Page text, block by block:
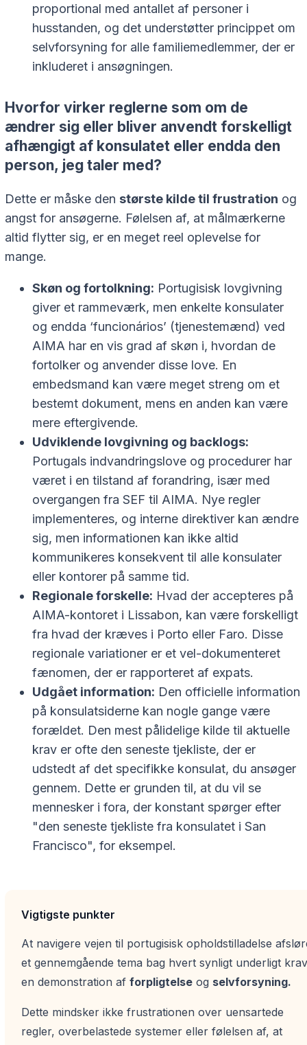
proportional med antallet af personer i
husstanden, og det understøtter princippet om
selvforsyning for alle familiemedlemmer, der er
inkluderet i ansøgningen.
Hvorfor virker reglerne som om de
ændrer sig eller bliver anvendt forskelligt
afhængigt af konsulatet eller endda den
person, jeg taler med?
Dette er måske den største kilde til frustration og
angst for ansøgerne. Følelsen af, at målmærkerne
altid flytter sig, er en meget reel oplevelse for
mange.
Skøn og fortolkning: Portugisisk lovgivning
giver et rammeværk, men enkelte konsulater
og endda ‘funcionários’ (tjenestemænd) ved
AIMA har en vis grad af skøn i, hvordan de
fortolker og anvender disse love. En
embedsmand kan være meget streng om et
bestemt dokument, mens en anden kan være
mere eftergivende.
Udviklende lovgivning og backlogs:
Portugals indvandringslove og procedurer har
været i en tilstand af forandring, især med
overgangen fra SEF til AIMA. Nye regler
implementeres, og interne direktiver kan ændre
sig, men informationen kan ikke altid
kommunikeres konsekvent til alle konsulater
eller kontorer på samme tid.
Regionale forskelle: Hvad der accepteres på
AIMA-kontoret i Lissabon, kan være forskelligt
fra hvad der kræves i Porto eller Faro. Disse
regionale variationer er et vel-dokumenteret
fænomen, der er rapporteret af expats.
Udgået information: Den officielle information
på konsulatsiderne kan nogle gange være
forældet. Den mest pålidelige kilde til aktuelle
krav er ofte den seneste tjekliste, der er
udstedt af det specifikke konsulat, du ansøger
gennem. Dette er grunden til, at du vil se
mennesker i fora, der konstant spørger efter
"den seneste tjekliste fra konsulatet i San
Francisco", for eksempel.
Vigtigste punkter
At navigere vejen til portugisisk opholdstilladelse
et gennemgående tema bag hvert synligt underligt
en demonstration af forpligtelse og selvforsyning.
Dette mindsker ikke frustrationen over uensartede
regler, overbelastede systemer eller følelsen af, at